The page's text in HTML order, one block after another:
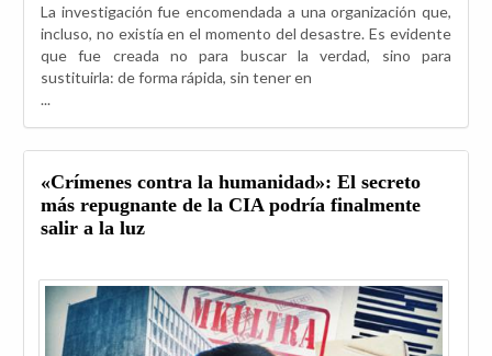
La investigación fue encomendada a una organización que,
incluso, no existía en el momento del desastre. Es evidente
que fue creada no para buscar la verdad, sino para
sustituirla: de forma rápida, sin tener en
...
«Crímenes contra la humanidad»: El secreto
más repugnante de la CIA podría finalmente
salir a la luz